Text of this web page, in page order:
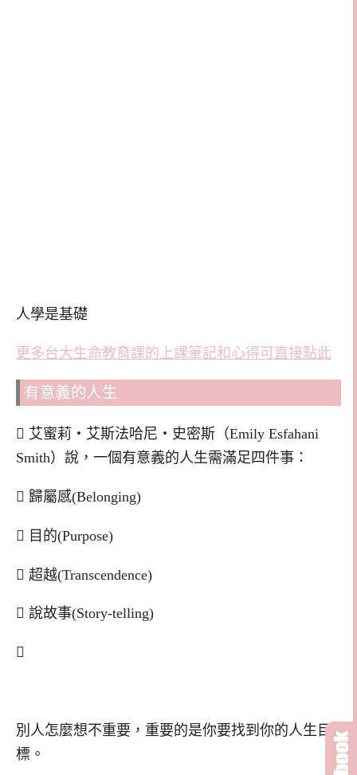
人學是基礎
更多台大生命教育課的上課筆記和心得可直接點此
有意義的人生
 艾蜜莉‧艾斯法哈尼‧史密斯（Emily Esfahani
Smith）說，一個有意義的人生需滿足四件事：
 歸屬感(Belonging)
 目的(Purpose)
 超越(Transcendence)
 說故事(Story-telling)

別人怎麼想不重要，重要的是你要找到你的人生目
標。